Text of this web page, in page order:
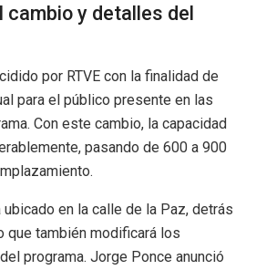
cambio y detalles del
por RTVE con la finalidad de
para el público presente en las
Con este cambio, la capacidad
pasando de 600 a 900
en la calle de la Paz, detrás
que también modificará los
programa. Jorge Ponce anunció